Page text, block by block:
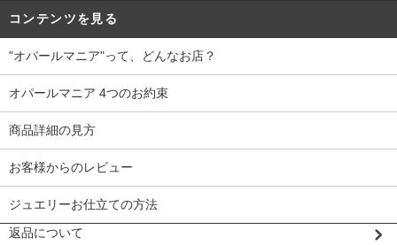
コンテンツを見る
"オパールマニア"って、どんなお店？
オパールマニア 4つのお約束
商品詳細の見方
お客様からのレビュー
ジュエリーお仕立ての方法
返品について